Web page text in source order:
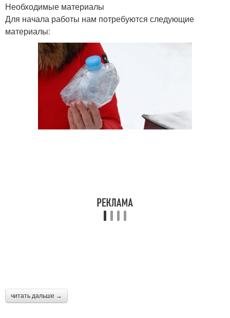
Необходимые материалы
Для начала работы нам потребуются следующие
материалы:
читать дальше →